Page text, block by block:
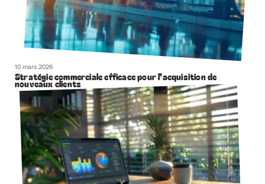
10 mars 2026
Stratégie commerciale efficace pour l’acquisition de
nouveaux clients